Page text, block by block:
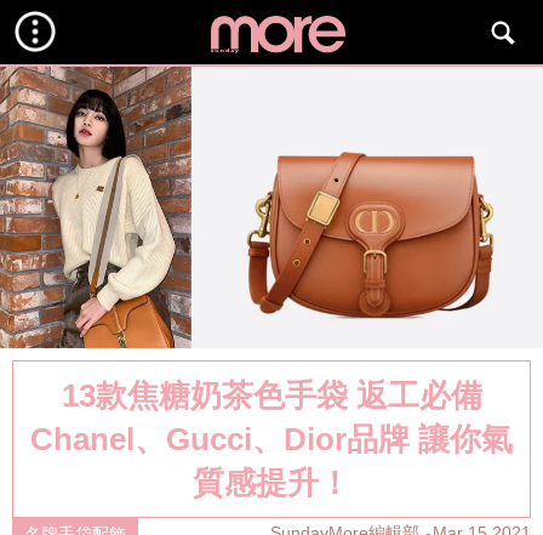
13款焦糖奶茶色手袋 返工必備
Chanel、Gucci、Dior品牌 讓你氣
質感提升！